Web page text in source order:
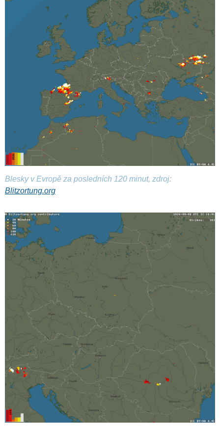
Blesky v Evropě za posledních 120 minut, zdroj:
Blitzortung.org